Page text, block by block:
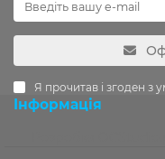
Я прочитав і згоден з
Інформація